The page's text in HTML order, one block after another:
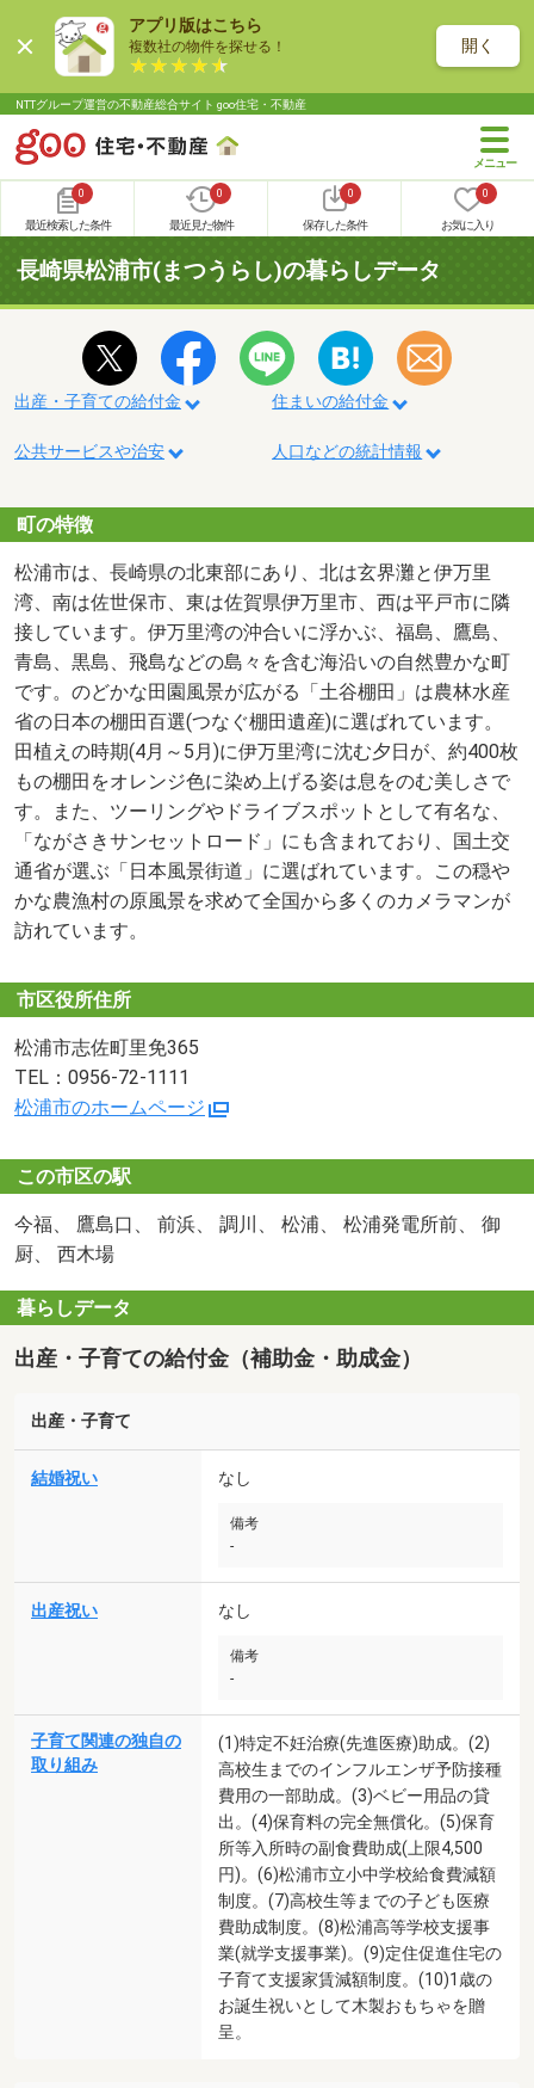
アプリ版はこちら
複数社の物件を探せる！ 開く
NTTグループ運営の不動産総合サイト goo住宅・不動産
0
最近検索した条件
0
最近見た物件
0
保存した条件
0
お気に入り
長崎県松浦市(まつうらし)の暮らしデータ
出産・子育ての給付金 住まいの給付金
公共サービスや治安 人口などの統計情報
町の特徴
松浦市は、長崎県の北東部にあり、北は玄界灘と伊万里
湾、南は佐世保市、東は佐賀県伊万里市、西は平戸市に隣
接しています。伊万里湾の沖合いに浮かぶ、福島、鷹島、
青島、黒島、飛島などの島々を含む海沿いの自然豊かな町
です。のどかな田園風景が広がる「土谷棚田」は農林水産
省の日本の棚田百選(つなぐ棚田遺産)に選ばれています。
田植えの時期(4月～5月)に伊万里湾に沈む夕日が、約400枚
もの棚田をオレンジ色に染め上げる姿は息をのむ美しさで
す。また、ツーリングやドライブスポットとして有名な、
「ながさきサンセットロード」にも含まれており、国土交
通省が選ぶ「日本風景街道」に選ばれています。この穏や
かな農漁村の原風景を求めて全国から多くのカメラマンが
訪れています。
市区役所住所
松浦市志佐町里免365
TEL：0956-72-1111
松浦市のホームページ
この市区の駅
今福、 鷹島口、 前浜、 調川、 松浦、 松浦発電所前、 御
厨、 西木場
暮らしデータ
出産・子育ての給付金（補助金・助成金）
出産・子育て
結婚祝い なし
備考
-
出産祝い なし
備考
-
子育て関連の独自の
取り組み
(1)特定不妊治療(先進医療)助成。(2)
高校生までのインフルエンザ予防接種
費用の一部助成。(3)ベビー用品の貸
出。(4)保育料の完全無償化。(5)保育
所等入所時の副食費助成(上限4,500
円)。(6)松浦市立小中学校給食費減額
制度。(7)高校生等までの子ども医療
費助成制度。(8)松浦高等学校支援事
業(就学支援事業)。(9)定住促進住宅の
子育て支援家賃減額制度。(10)1歳の
お誕生祝いとして木製おもちゃを贈
呈。